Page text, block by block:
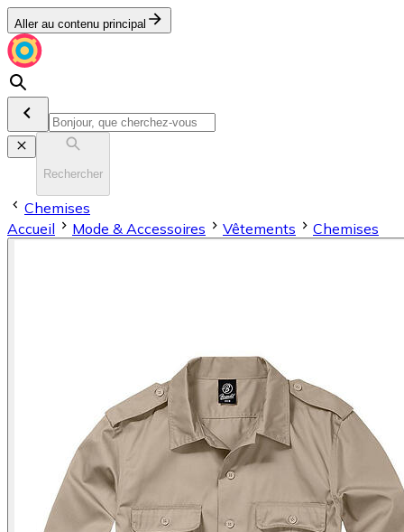
Aller au contenu principal
Rechercher
Chemises
Accueil
Mode & Accessoires Vêtements Chemises